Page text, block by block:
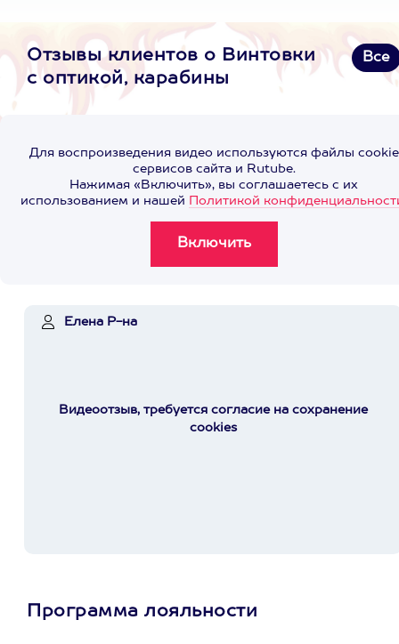
Отзывы клиентов о Винтовки
с оптикой, карабины
Все
Для воспроизведения видео используются файлы cookie
сервисов сайта и Rutube.
Нажимая «Включить», вы соглашаетесь с их
использованием и нашей Политикой
Елена Р-на
Видеоотзыв, требуется согласие на сохранение
cookies
Программа лояльности